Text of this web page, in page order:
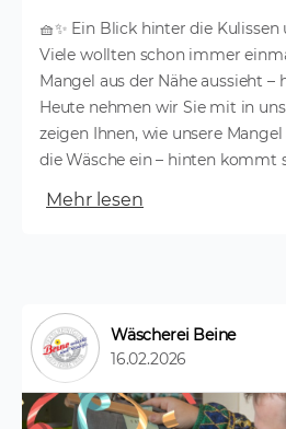
🧺✨ Ein Blick hinter die
Viele wollten schon immer
Mangel aus der Nähe aussieht –
Heute nehmen wir Sie mit in
zeigen Ihnen, wie unsere
die Wäsche ein – hinten kommt
Mehr lesen
Wäscherei Beine
16.02.2026